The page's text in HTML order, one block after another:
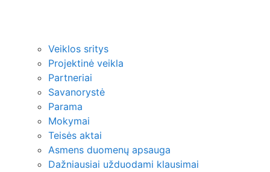
Veiklos sritys
Projektinė veikla
Partneriai
Savanorystė
Parama
Mokymai
Teisės aktai
Asmens duomenų apsauga
Dažniausiai užduodami klausimai